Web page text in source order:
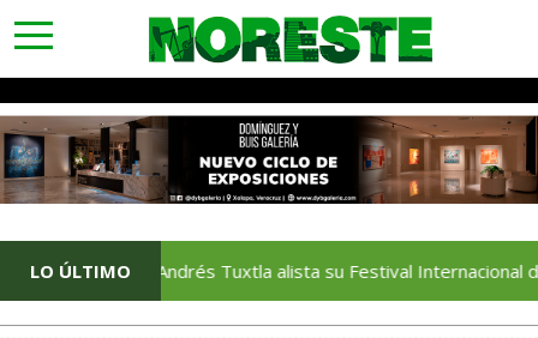
toggle
navigation
LO ÚLTIMO
San Andrés Tuxtla alista su Festival Internacional de Globos